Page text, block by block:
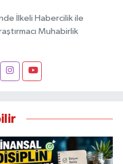
İlkeli Habercilik ile
Muhabirlik